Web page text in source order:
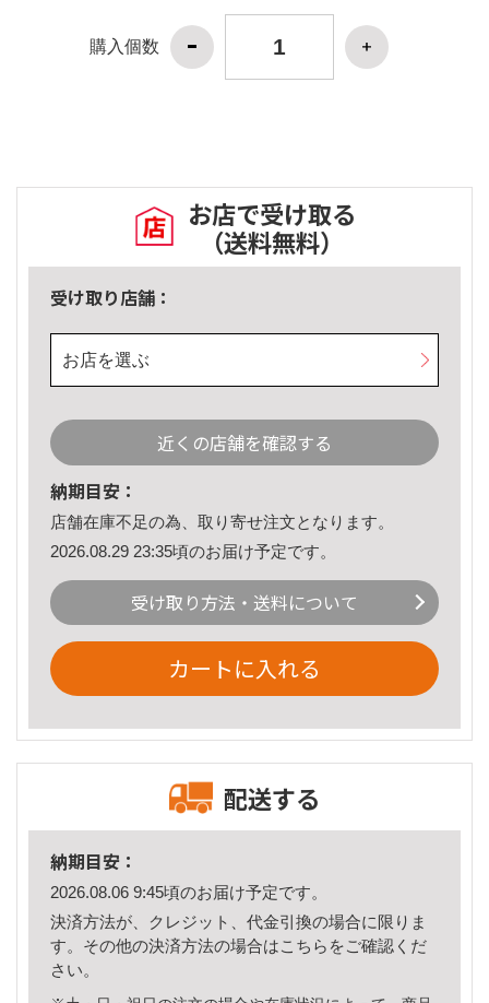
購入個数
お店で受け取る
（送料無料）
受け取り店舗：
お店を選ぶ
近くの店舗を確認する
納期目安：
店舗在庫不足の為、取り寄せ注文となります。
2026.08.29 23:35頃のお届け予定です。
受け取り方法・送料について
カートに入れる
配送する
納期目安：
2026.08.06 9:45頃のお届け予定です。
決済方法が、クレジット、代金引換の場合に限りま
す。その他の決済方法の場合はこちら をご確認くだ
さい。